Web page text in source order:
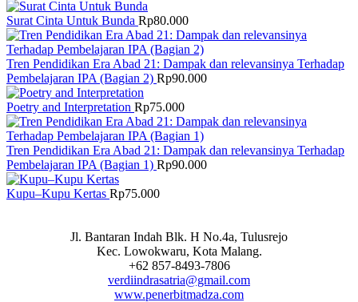
Surat Cinta Untuk Bunda Rp80.000
Tren Pendidikan Era Abad 21: Dampak dan relevansinya Terhadap
Pembelajaran IPA (Bagian 2) Rp90.000
Poetry and Interpretation Rp75.000
Tren Pendidikan Era Abad 21: Dampak dan relevansinya Terhadap
Pembelajaran IPA (Bagian 1) Rp90.000
Kupu–Kupu Kertas Rp75.000
Jl. Bantaran Indah Blk. H No.4a, Tulusrejo
Kec. Lowokwaru, Kota Malang.
+62 857-8493-7806
verdiindrasatria@gmail.com
www.penerbitmadza.com